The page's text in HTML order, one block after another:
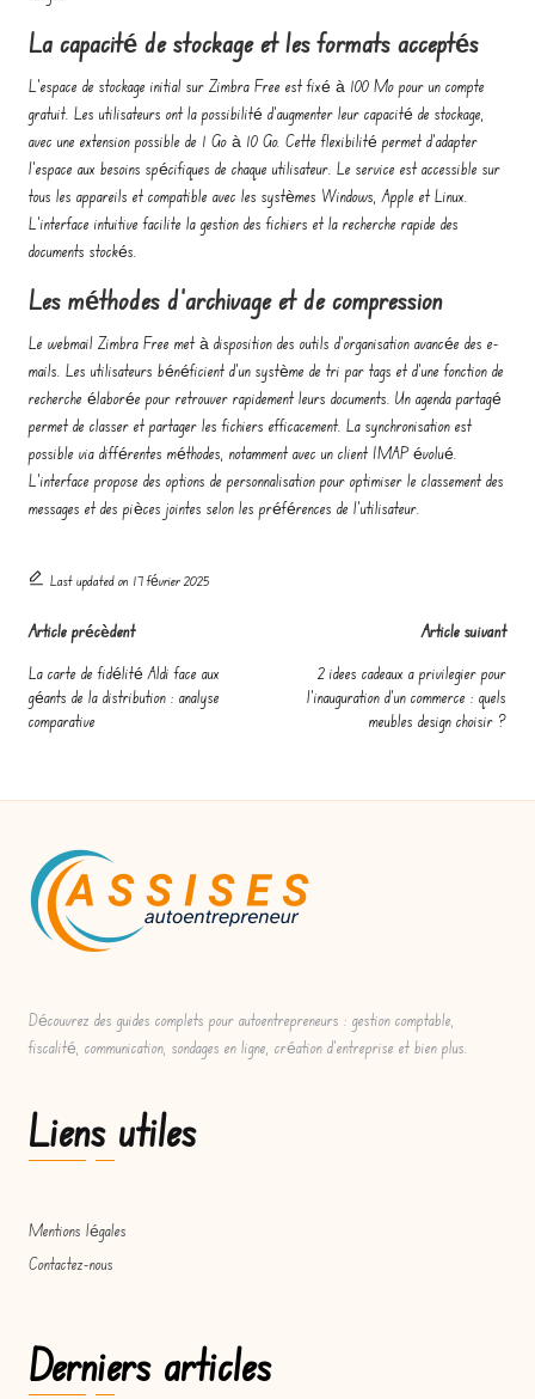
La capacité de stockage et les formats acceptés
L’espace de stockage initial sur Zimbra Free est fixé à 100 Mo pour un compte
gratuit. Les utilisateurs ont la possibilité d’augmenter leur capacité de stockage,
avec une extension possible de 1 Go à 10 Go. Cette flexibilité permet d’adapter
l’espace aux besoins spécifiques de chaque utilisateur. Le service est accessible sur
tous les appareils et compatible avec les systèmes Windows, Apple et Linux.
L’interface intuitive facilite la gestion des fichiers et la recherche rapide des
documents stockés.
Les méthodes d’archivage et de compression
Le webmail Zimbra Free met à disposition des outils d’organisation avancée des e-
mails. Les utilisateurs bénéficient d’un système de tri par tags et d’une fonction de
recherche élaborée pour retrouver rapidement leurs documents. Un agenda partagé
permet de classer et partager les fichiers efficacement. La synchronisation est
possible via différentes méthodes, notamment avec un client IMAP évolué.
L’interface propose des options de personnalisation pour optimiser le classement des
messages et des pièces jointes selon les préférences de l’utilisateur.
Last updated on 17 février 2025
Post
navigation
Article précèdent
La carte de fidélité Aldi face aux
géants de la distribution : analyse
comparative
Article suivant
2 idees cadeaux a privilegier pour
l’inauguration d’un commerce : quels
meubles design choisir ?
Découvrez des guides complets pour autoentrepreneurs : gestion comptable,
fiscalité, communication, sondages en ligne, création d'entreprise et bien plus.
Liens utiles
Mentions légales
Contactez-nous
Derniers articles